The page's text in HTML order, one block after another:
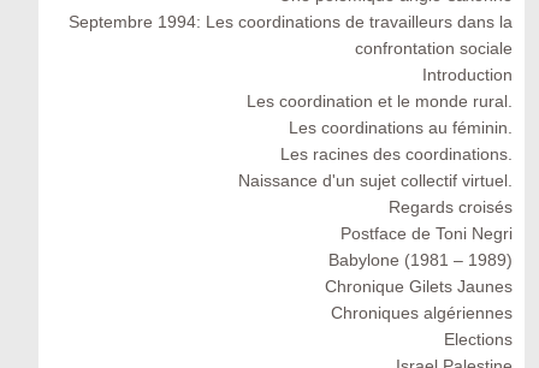
Septembre 1994: Les coordinations de travailleurs dans la
confrontation sociale
Introduction
Les coordination et le monde rural.
Les coordinations au féminin.
Les racines des coordinations.
Naissance d'un sujet collectif virtuel.
Regards croisés
Postface de Toni Negri
Babylone (1981 – 1989)
Chronique Gilets Jaunes
Chroniques algériennes
Elections